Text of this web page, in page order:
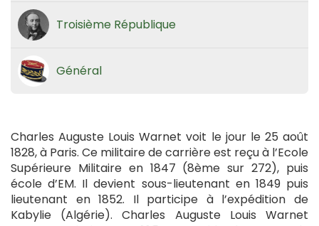
Troisième République
Général
Charles Auguste Louis Warnet voit le jour le 25 août
1828, à Paris. Ce militaire de carrière est reçu à l’Ecole
Supérieure Militaire en 1847 (8ème sur 272), puis
école d’EM. Il devient sous-lieutenant en 1849 puis
lieutenant en 1852. Il participe à l’expédition de
Kabylie (Algérie). Charles Auguste Louis Warnet